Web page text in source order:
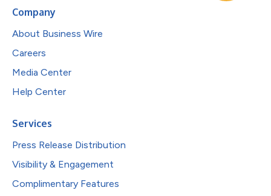
Company
About Business Wire
Careers
Media Center
Help Center
Services
Press Release Distribution
Visibility & Engagement
Complimentary Features